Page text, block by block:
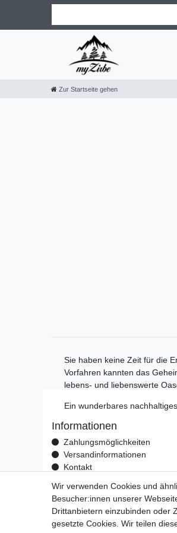
Zur Startseite gehen
Sie haben keine Zeit für die
Vorfahren kannten das
lebens- und liebenswerte
Ein wunderbares
Informationen
Zahlungsmöglichkeiten
Versandinformationen
Kontakt
Wir verwenden Cookies und
Besucher:innen unserer
Drittanbietern einzubinden oder
gesetzte Cookies. Wir teilen